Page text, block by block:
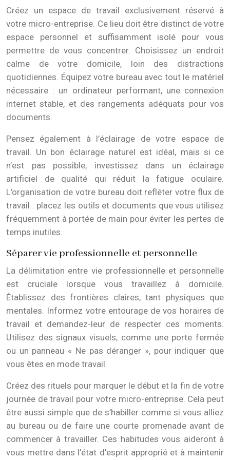
Créez un espace de travail exclusivement réservé à
votre micro-entreprise. Ce lieu doit être distinct de votre
espace personnel et suffisamment isolé pour vous
permettre de vous concentrer. Choisissez un endroit
calme de votre domicile, loin des distractions
quotidiennes. Équipez votre bureau avec tout le matériel
nécessaire : un ordinateur performant, une connexion
internet stable, et des rangements adéquats pour vos
documents.
Pensez également à l’éclairage de votre espace de
travail. Un bon éclairage naturel est idéal, mais si ce
n’est pas possible, investissez dans un éclairage
artificiel de qualité qui réduit la fatigue oculaire.
L’organisation de votre bureau doit refléter votre flux de
travail : placez les outils et documents que vous utilisez
fréquemment à portée de main pour éviter les pertes de
temps inutiles.
Séparer vie professionnelle et personnelle
La délimitation entre vie professionnelle et personnelle
est cruciale lorsque vous travaillez à domicile.
Établissez des frontières claires, tant physiques que
mentales. Informez votre entourage de vos horaires de
travail et demandez-leur de respecter ces moments.
Utilisez des signaux visuels, comme une porte fermée
ou un panneau « Ne pas déranger », pour indiquer que
vous êtes en mode travail.
Créez des rituels pour marquer le début et la fin de votre
journée de travail pour votre micro-entreprise. Cela peut
être aussi simple que de s’habiller comme si vous alliez
au bureau ou de faire une courte promenade avant de
commencer à travailler. Ces habitudes vous aideront à
vous mettre dans l’état d’esprit approprié et à maintenir